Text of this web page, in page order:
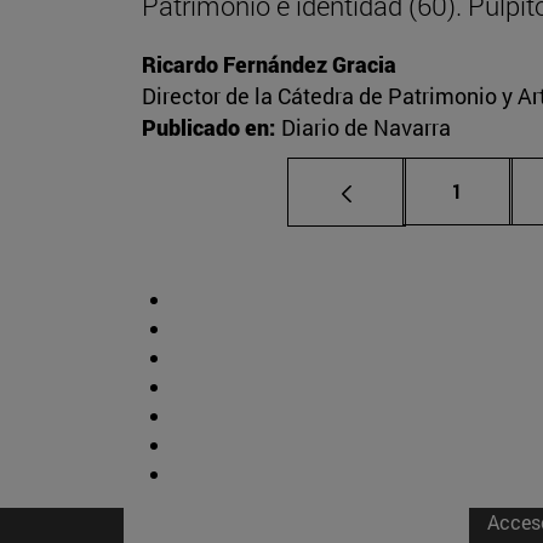
Ricardo Fernández Gracia
Director de la Cátedra de Patrimonio y
Publicado en: Diario de Navarra
Página
1